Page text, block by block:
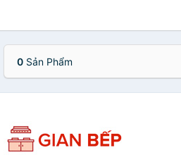
0 Sản Phẩm